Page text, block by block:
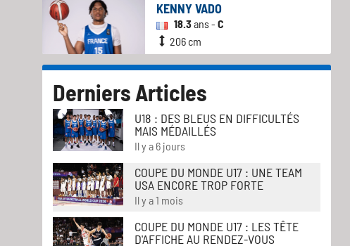
KENNY VADO
18.3ans -C
206 cm
Derniers Articles
U18 : DES BLEUS EN DIFFICULTÉS
MAIS MÉDAILLÉS
Il y a 6 jours
COUPE DU MONDE U17 : UNE TEAM
USA ENCORE TROP FORTE
Il y a 1 mois
COUPE DU MONDE U17 : LES TÊTE
D'AFFICHE AU RENDEZ-VOUS